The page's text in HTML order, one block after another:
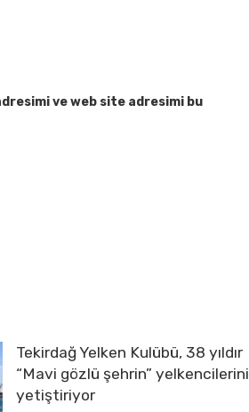
ve web site adresimi bu
Tekirdağ Yelken Kulübü, 38 yıldır
“Mavi gözlü şehrin” yelkencilerini
yetiştiriyor